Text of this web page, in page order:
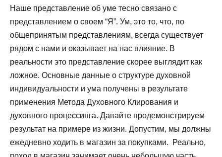
Наше представление об уме тесно связано с
представлением о своем “Я”. Ум, это то, что, по
общепринятым представлениям, всегда существует
рядом с нами и оказывает на нас влияние. В
реальности это представление скорее выглядит как
ложное. Основные данные о структуре духовной
индивидуальности и ума получены в результате
применения Метода Духовного Клирования и
духовного процессинга. Давайте продемонстрируем
результат на примере из жизни. Допустим, мы должны
ежедневно ходить в магазин за покупками. Реально,